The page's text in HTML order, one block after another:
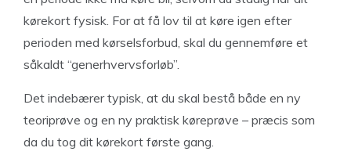
kørekort fysisk. For at få lov til at køre igen efter
perioden med kørselsforbud, skal du gennemføre et
såkaldt “generhvervsforløb”.
Det indebærer typisk, at du skal bestå både en ny
teoriprøve og en ny praktisk køreprøve – præcis som
da du tog dit kørekort første gang.